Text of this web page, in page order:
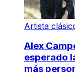
Artista
Alex
esperado
más